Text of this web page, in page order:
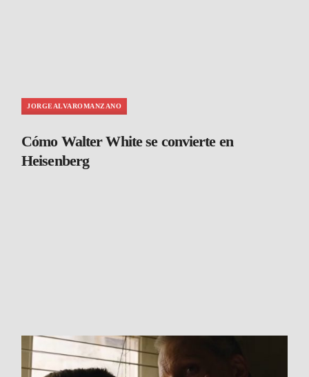
JORGEALVAROMANZANO
Cómo Walter White se convierte en
Heisenberg